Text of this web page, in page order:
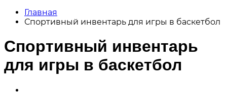
Главная
Спортивный инвентарь для игры в баскетбол
Спортивный инвентарь
для игры в баскетбол